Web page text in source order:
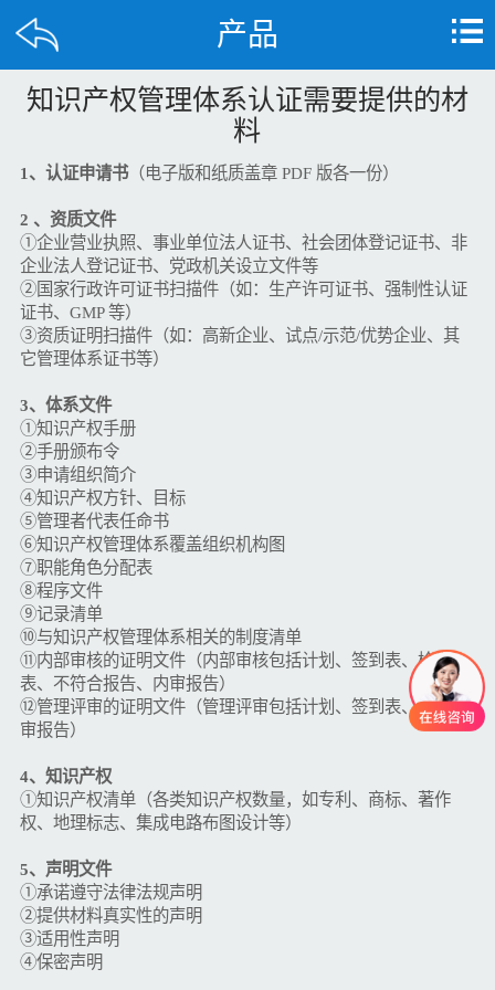
产品
知识产权管理体系认证需要提供的材
料
1、认证申请书（电子版和纸质盖章 PDF 版各一份）
2 、资质文件
①企业营业执照、事业单位法人证书、社会团体登记证书、非
企业法人登记证书、党政机关设立文件等
②国家行政许可证书扫描件（如：生产许可证书、强制性认证
证书、GMP 等）
③资质证明扫描件（如：高新企业、试点/示范/优势企业、其
它管理体系证书等）
3、体系文件
①知识产权手册
②手册颁布令
③申请组织简介
④知识产权方针、目标
⑤管理者代表任命书
⑥知识产权管理体系覆盖组织机构图
⑦职能角色分配表
⑧程序文件
⑨记录清单
⑩与知识产权管理体系相关的制度清单
⑪内部审核的证明文件（内部审核包括计划、签到表、检查
表、不符合报告、内审报告）
⑫管理评审的证明文件（管理评审包括计划、签到表、管理评
审报告）
4、知识产权
①知识产权清单（各类知识产权数量，如专利、商标、著作
权、地理标志、集成电路布图设计等）
5、声明文件
①承诺遵守法律法规声明
②提供材料真实性的声明
③适用性声明
④保密声明